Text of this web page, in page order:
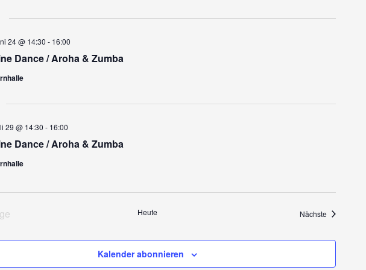
Dance / Aroha & Zumba
24 @ 14:30 - 16:00
Dance / Aroha & Zumba
29 @ 14:30 - 16:00
Heute Nächste
Kalender abonnieren